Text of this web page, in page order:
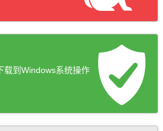
载到Windows系统操作